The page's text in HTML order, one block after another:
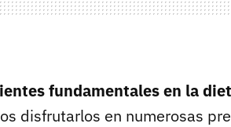
fundamentales en la
disfrutarlos en numerosas